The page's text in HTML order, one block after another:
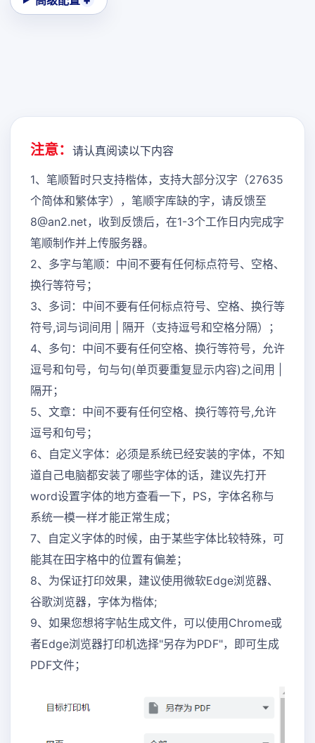
注意： 请认真阅读以下内容
1、笔顺暂时只支持楷体，支持大部分汉字（27635
个简体和繁体字），笔顺字库缺的字，请反馈至
8@an2.net，收到反馈后，在1-3个工作日内完成字
笔顺制作并上传服务器。
2、多字与笔顺：中间不要有任何标点符号、空格、
换行等符号；
3、多词：中间不要有任何标点符号、空格、换行等
符号,词与词间用 | 隔开（支持逗号和空格分隔）；
4、多句：中间不要有任何空格、换行等符号，允许
逗号和句号，句与句(单页要重复显示内容)之间用 |
隔开；
5、文章：中间不要有任何空格、换行等符号,允许
逗号和句号；
6、自定义字体：必须是系统已经安装的字体，不知
道自己电脑都安装了哪些字体的话，建议先打开
word设置字体的地方查看一下，PS，字体名称与
系统一模一样才能正常生成；
7、自定义字体的时候，由于某些字体比较特殊，可
能其在田字格中的位置有偏差；
8、为保证打印效果，建议使用微软Edge浏览器、
谷歌浏览器，字体为楷体;
9、如果您想将字帖生成文件，可以使用Chrome或
者Edge浏览器打印机选择"另存为PDF"，即可生成
PDF文件；